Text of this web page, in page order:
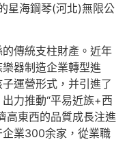
星海鋼琴(河北)無限公
傳統支柱財產。近年
器制造企業轉型進
運營形式，并引進了
力推動“平易近族+西
高東西的品質成長注進
業300余家，從業職